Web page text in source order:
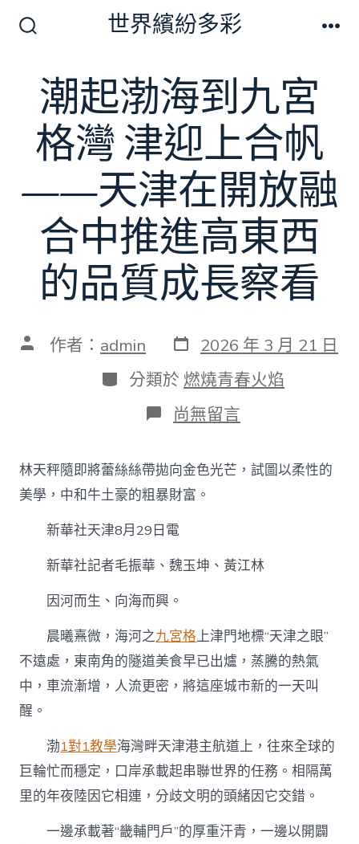
切
換
開
關
世界繽紛多彩
潮起渤海到九宮
格灣 津迎上合帆
——天津在開放融
合中推進高東西
的品質成長察看
文 作者： admin 發
表
日
期
2026 年 3 月 21 日
分
類
分類於 燃燒青春火焰
在
〈潮
渤
海
到
宮
格
灣
津
上
帆
——
天
津
放
融
合
中
推
高
尚無留言
林天秤隨即將蕾絲絲帶拋向金色光芒，試圖以柔性的
美學，中和牛土豪的粗暴財富。
新華社天津8月29日電
新華社記者毛振華、魏玉坤、黃江林
因河而生、向海而興。
晨曦熹微，海河之九宮格上津門地標“天津之眼”
不遠處，東南角的隧道美食早已出爐，蒸騰的熱氣
中，車流漸增，人流更密，將這座城市新的一天叫
醒。
渤1對1教學海灣畔天津港主航道上，往來全球的
巨輪忙而穩定，口岸承載起串聯世界的任務。相隔萬
里的年夜陸因它相連，分歧文明的頭緒因它交錯。
一邊承載著“畿輔門戶”的厚重汗青，一邊以開闢